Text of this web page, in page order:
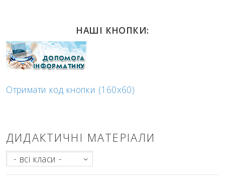
НАШІ КНОПКИ:
Отримати код кнопки (160x60)
ДИДАКТИЧНІ МАТЕРІАЛИ
- всі класи -